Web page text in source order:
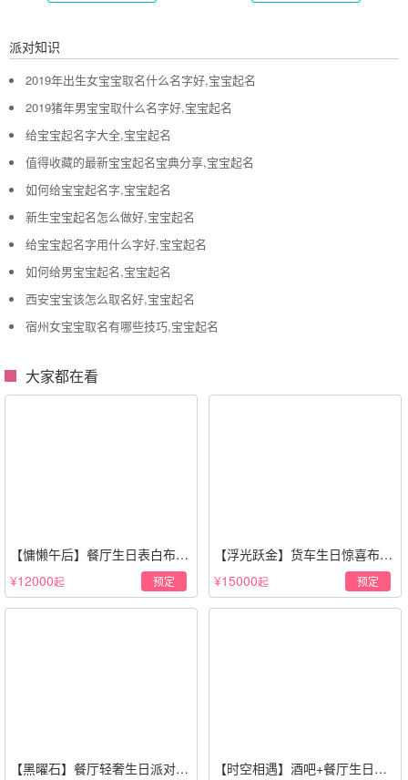
派对知识
2019年出生女宝宝取名什么名字好,宝宝起名
2019猪年男宝宝取什么名字好,宝宝起名
给宝宝起名字大全,宝宝起名
值得收藏的最新宝宝起名宝典分享,宝宝起名
如何给宝宝起名字,宝宝起名
新生宝宝起名怎么做好,宝宝起名
给宝宝起名字用什么字好,宝宝起名
如何给男宝宝起名,宝宝起名
西安宝宝该怎么取名好,宝宝起名
宿州女宝宝取名有哪些技巧,宝宝起名
大家都在看
【慵懒午后】餐厅生日表白布置
场景·轻奢白色系
¥12000起 预定
【浮光跃金】货车生日惊喜布置
·经典白色系
¥15000起 预定
【黑曜石】餐厅轻奢生日派对策 【时空相遇】酒吧+餐厅生日惊